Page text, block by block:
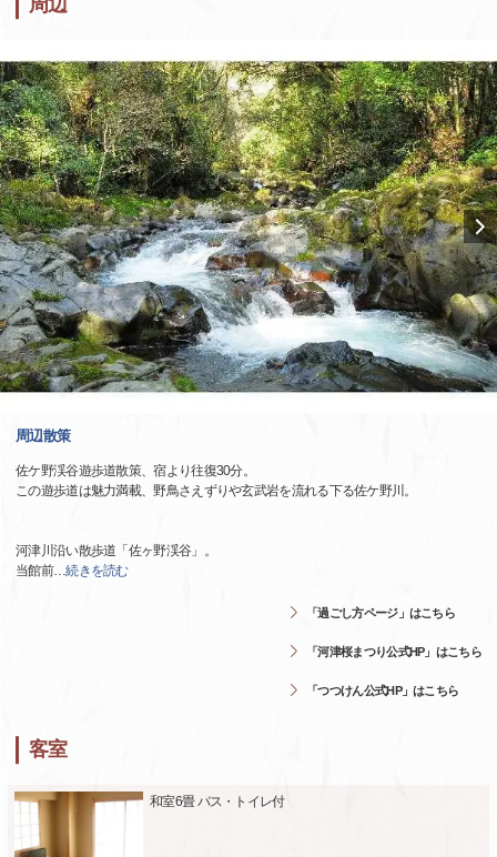
周辺
周辺散策
佐ケ野渓谷遊歩道散策、宿より往復30分。
この遊歩道は魅力満載、野鳥さえずりや玄武岩を流れる下る佐ケ野川。
河津川沿い散歩道「佐ヶ野渓谷」。
当館前…続きを読む
「過ごし方ページ」はこちら
「河津桜まつり公式HP」はこちら
「つつけん公式HP」はこちら
客室
和室6畳 バス・トイレ付